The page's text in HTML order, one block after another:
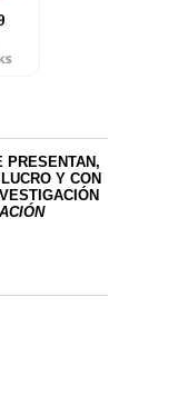
PRESENTAN,
Y CON